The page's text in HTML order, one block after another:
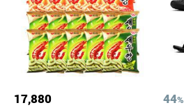
17,880 44%